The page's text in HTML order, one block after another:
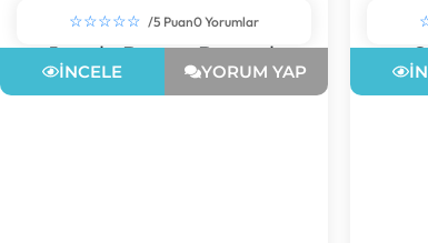
☆☆☆☆☆ /5 Puan0 Yorumlar
Jungle Burger Bostanlı
İNCELE YORUM YAP